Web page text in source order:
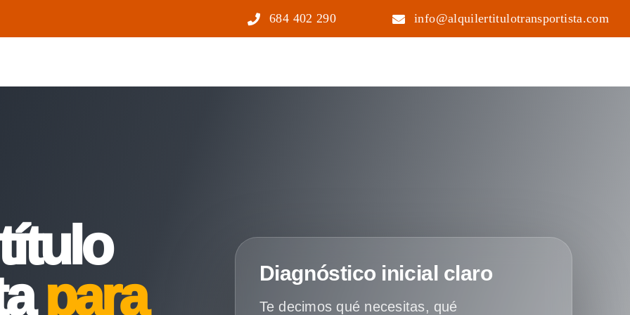
684 402 290 info@alquilertitulotransportista.com
para
Diagnóstico inicial claro
Te decimos qué necesitas, qué